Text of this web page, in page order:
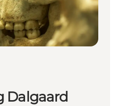
Dalgaard